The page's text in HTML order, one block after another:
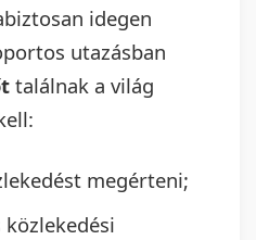
idegen
utazásban
találnak a világ
megérteni;